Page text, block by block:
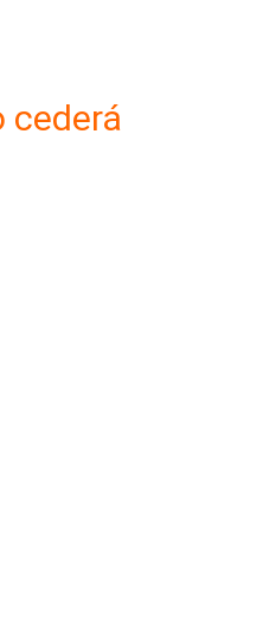
cederá